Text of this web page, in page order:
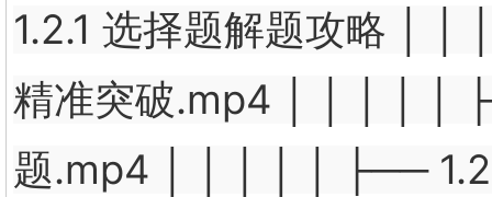
1.2.1 选择题解题攻略 │ │
精准突破.mp4 │ │ │ │ │
题.mp4 │ │ │ │ │ ├──